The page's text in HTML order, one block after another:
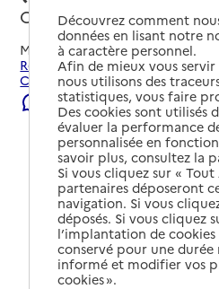
Cholet, MAINE-ET-LOIRE
Mis à jour le22/07/2026
Rechercher les établissements
Cholet.
Signaler une erreur
Découvrez comment
données en lisant notre
à caractère personnel.
Afin de mieux vous
nous utilisons des
statistiques, vous faire
Des cookies sont utilisés
évaluer la performance
personnalisée en
savoir plus, consultez la
Si vous cliquez sur «
partenaires déposeront
navigation. Si vous
déposés. Si vous cliquez
l’implantation de
conservé pour une
informé et modifier vos
cookies ».